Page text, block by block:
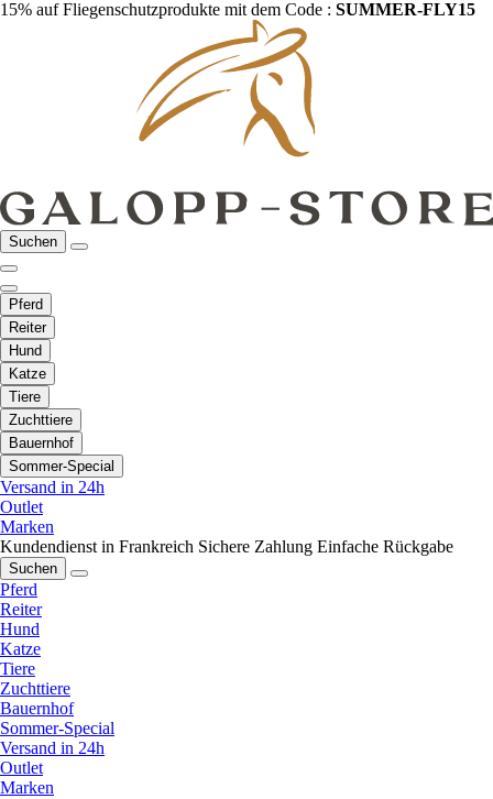
15% auf Fliegenschutzprodukte mit dem Code : SUMMER-FLY15
Suchen
Pferd
Reiter
Hund
Katze
Tiere
Zuchttiere
Bauernhof
Sommer-Special
Versand in 24h
Outlet
Marken
Kundendienst in Frankreich Sichere Zahlung Einfache Rückgabe
Suchen
Pferd
Reiter
Hund
Katze
Tiere
Zuchttiere
Bauernhof
Sommer-Special
Versand in 24h
Outlet
Marken